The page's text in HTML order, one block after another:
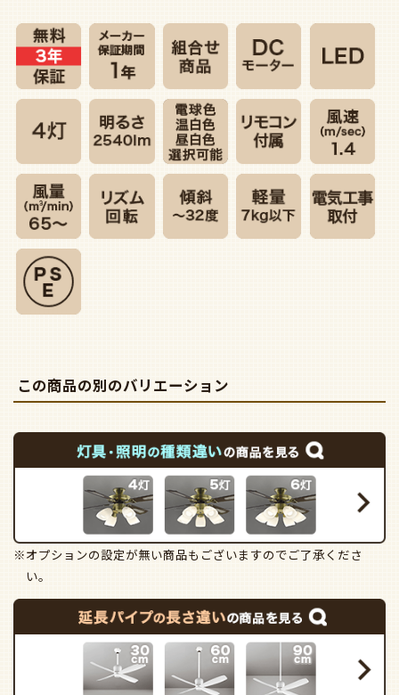
この商品の別のバリエーション
※オプションの設定が無い商品もございますのでご了承くださ
い。